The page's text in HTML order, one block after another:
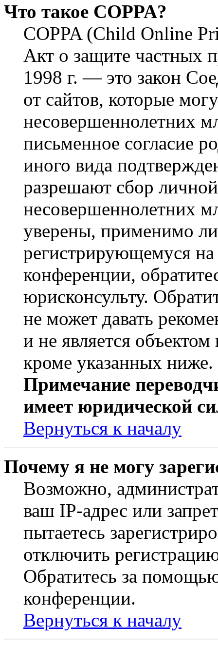
Что такое COPPA?
COPPA (Child Online
Акт о защите частных
1998 г. — это закон
от сайтов, которые
несовершеннолетних
письменное согласие
иного вида
разрешают сбор
несовершеннолетних
уверены, применимо
регистрирующемуся
конференции,
юрисконсульту.
не может давать
и не является
кроме указанных ниже.
Примечание
имеет юридической
Вернуться к началу
Почему я не могу
Возможно,
ваш IP-адрес или
пытаетесь
отключить
Обратитесь за
конференции.
Вернуться к началу